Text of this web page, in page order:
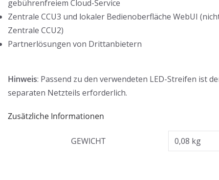
gebührenfreiem Cloud-Service
Zentrale CCU3 und lokaler Bedienoberfläche WebUI
Zentrale CCU2)
Partnerlösungen von Drittanbietern
Hinweis: Passend zu den verwendeten LED-Streifen ist
separaten Netzteils erforderlich.
Zusätzliche Informationen
GEWICHT 0,08 kg